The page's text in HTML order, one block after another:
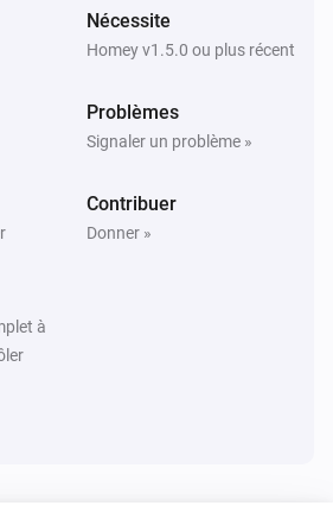
Nécessite
Homey v1.5.0 ou plus récent
Problèmes
Signaler un problème »
Contribuer
Donner »
à